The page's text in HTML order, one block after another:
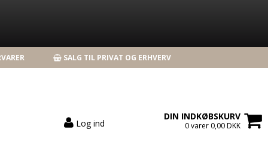
SALG TIL PRIVAT OG ERHVERV
Log ind
DIN INDKØBSKURV
0 varer 0,00 DKK